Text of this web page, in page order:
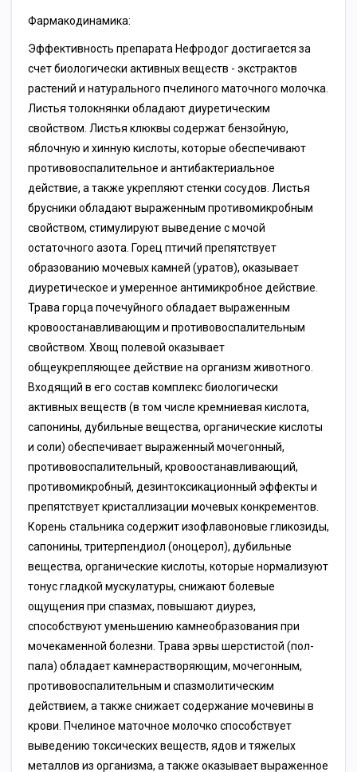
Фармакодинамика:
Эффективность препарата Нефродог достигается за
счет биологически активных веществ - экстрактов
растений и натурального пчелиного маточного молочка.
Листья толокнянки обладают диуретическим
свойством. Листья клюквы содержат бензойную,
яблочную и хинную кислоты, которые обеспечивают
противовоспалительное и антибактериальное
действие, а также укрепляют стенки сосудов. Листья
брусники обладают выраженным противомикробным
свойством, стимулируют выведение с мочой
остаточного азота. Горец птичий препятствует
образованию мочевых камней (уратов), оказывает
диуретическое и умеренное антимикробное действие.
Трава горца почечуйного обладает выраженным
кровоостанавливающим и противовоспалительным
свойством. Хвощ полевой оказывает
общеукрепляющее действие на организм животного.
Входящий в его состав комплекс биологически
активных веществ (в том числе кремниевая кислота,
сапонины, дубильные вещества, органические кислоты
и соли) обеспечивает выраженный мочегонный,
противовоспалительный, кровоостанавливающий,
противомикробный, дезинтоксикационный эффекты и
препятствует кристаллизации мочевых конкрементов.
Корень стальника содержит изофлавоновые гликозиды,
сапонины, тритерпендиол (оноцерол), дубильные
вещества, органические кислоты, которые нормализуют
тонус гладкой мускулатуры, снижают болевые
ощущения при спазмах, повышают диурез,
способствуют уменьшению камнеобразования при
мочекаменной болезни. Трава эрвы шерстистой (пол-
пала) обладает камнерастворяющим, мочегонным,
противовоспалительным и спазмолитическим
действием, а также снижает содержание мочевины в
крови. Пчелиное маточное молочко способствует
выведению токсических веществ, ядов и тяжелых
металлов из организма, а также оказывает выраженное